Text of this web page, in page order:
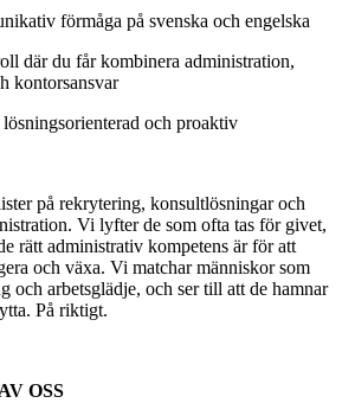
förmåga på svenska och engelska
där du får kombinera administration,
kontorsansvar
och proaktiv
på rekrytering, konsultlösningar och
Vi lyfter de som ofta tas för givet,
rätt administrativ kompetens är för att
och växa. Vi matchar människor som
och arbetsglädje, och ser till att de hamnar
På riktigt.
OSS